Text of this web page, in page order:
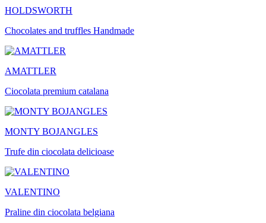
HOLDSWORTH
Chocolates and truffles Handmade
AMATTLER
Ciocolata premium catalana
MONTY BOJANGLES
Trufe din ciocolata delicioase
VALENTINO
Praline din ciocolata belgiana